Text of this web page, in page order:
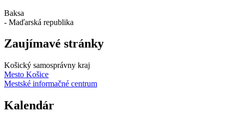
Baksa
- Maďarská republika
Zaujímavé stránky
Košický samosprávny kraj
Mesto Košice
Mestské informačné centrum
Kalendár